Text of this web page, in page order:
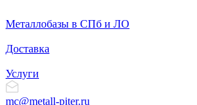
Металлобазы в СПб и ЛО
Доставка
Услуги
mc@metall-piter.ru